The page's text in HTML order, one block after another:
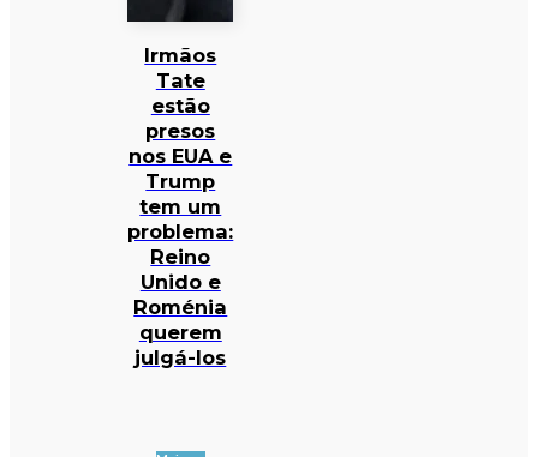
Irmãos
Tate
estão
presos
nos EUA e
Trump
tem um
problema:
Reino
Unido e
Roménia
querem
julgá-los